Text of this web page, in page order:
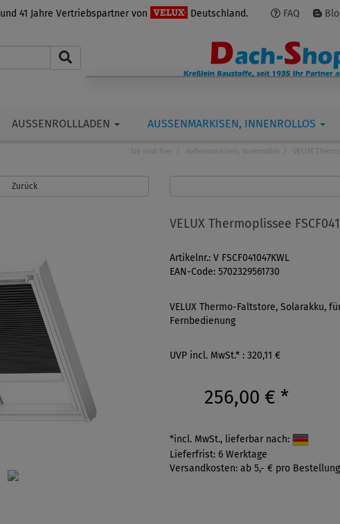
und 41 Jahre Vertriebspartner von Deutschland. FAQ
AUSSENROLLLADEN AUSSENMARKISEN, INNENROLLOS
Sie sind hier Außenmarkisen, Innenrollos VELUX
Zurück
VELUX Thermoplissee
Artikelnr.: V FSCF041047KWL
EAN-Code: 5702329561730
VELUX Thermo-Faltstore, Solarakku,
Fernbedienung
UVP incl. MwSt.* : 320,11 €
256,00 € *
*incl. MwSt., lieferbar nach:
Lieferfrist: 6 Werktage
Versandkosten: ab 5,- € pro Bestellung